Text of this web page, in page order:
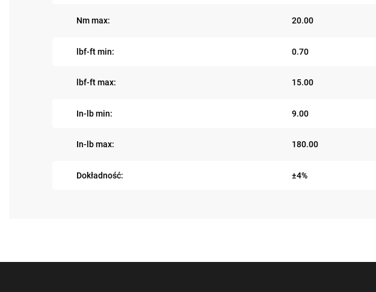
Nm max: 20.00
lbf-ft min: 0.70
lbf-ft max: 15.00
In-lb min: 9.00
In-lb max: 180.00
Dokładność: ±4%